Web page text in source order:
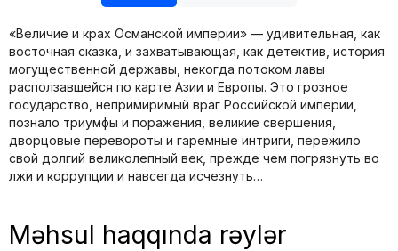
«Величие и крах Османской империи» — удивительная, как
восточная сказка, и захватывающая, как детектив, история
могущественной державы, некогда потоком лавы
расползавшейся по карте Азии и Европы. Это грозное
государство, непримиримый враг Российской империи,
познало триумфы и поражения, великие свершения,
дворцовые перевороты и гаремные интриги, пережило
свой долгий великолепный век, прежде чем погрязнуть во
лжи и коррупции и навсегда исчезнуть…
Məhsul haqqında rəylər